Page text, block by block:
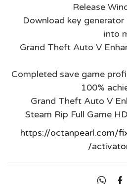
Release
Download key
into
Grand Theft Auto V
Completed save game
100%
Grand Theft Auto V
Steam Rip Full Game
https://octanpearl.com/